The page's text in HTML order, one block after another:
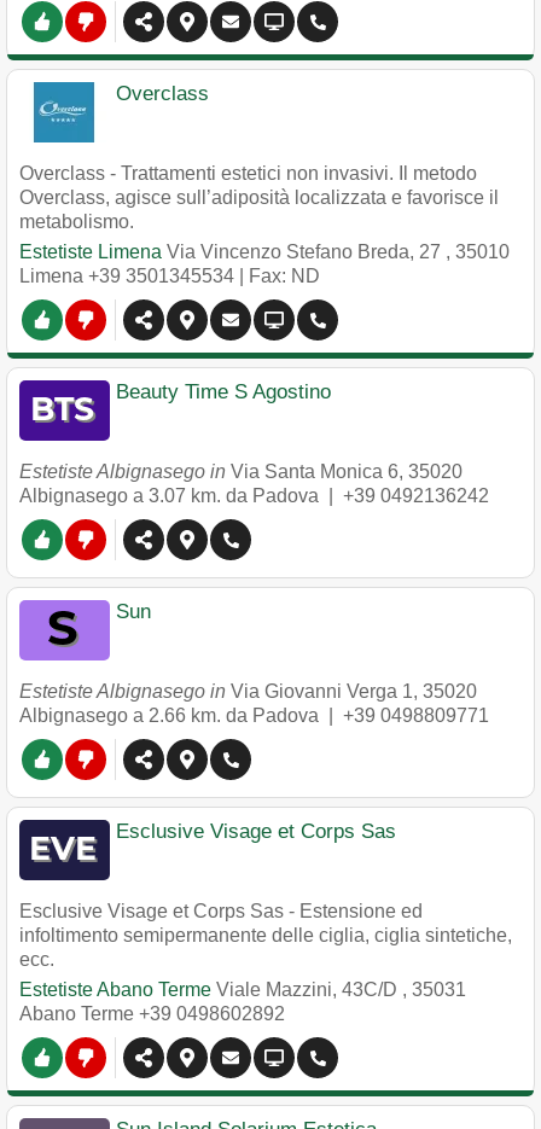
Overclass
Overclass - Trattamenti estetici non invasivi. Il metodo
Overclass, agisce sull’adiposità localizzata e favorisce il
metabolismo.
Estetiste Limena Via Vincenzo Stefano Breda, 27 , 35010
Limena +39 3501345534 | Fax: ND
Beauty Time S Agostino
Estetiste Albignasego in Via Santa Monica 6, 35020
Albignasego a 3.07 km. da Padova | +39 0492136242
Sun
Estetiste Albignasego in Via Giovanni Verga 1, 35020
Albignasego a 2.66 km. da Padova | +39 0498809771
Esclusive Visage et Corps Sas
Esclusive Visage et Corps Sas - Estensione ed
infoltimento semipermanente delle ciglia, ciglia sintetiche,
ecc.
Estetiste Abano Terme Viale Mazzini, 43C/D , 35031
Abano Terme +39 0498602892